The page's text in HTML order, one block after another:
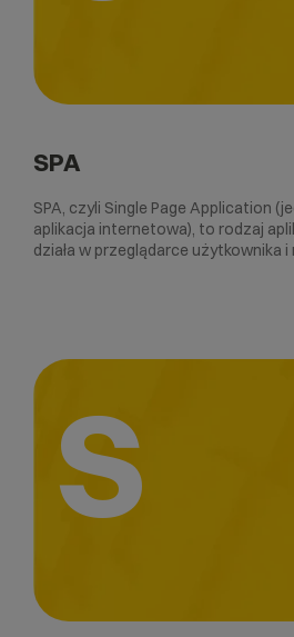
SPA
SPA, czyli Single Page Application
aplikacja internetowa), to rodzaj
działa w przeglądarce użytkownika
S